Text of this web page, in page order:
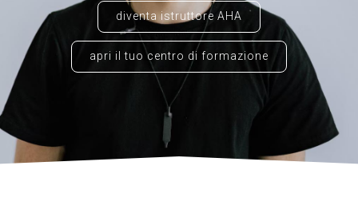
diventa istruttore AHA
apri il tuo centro di formazione